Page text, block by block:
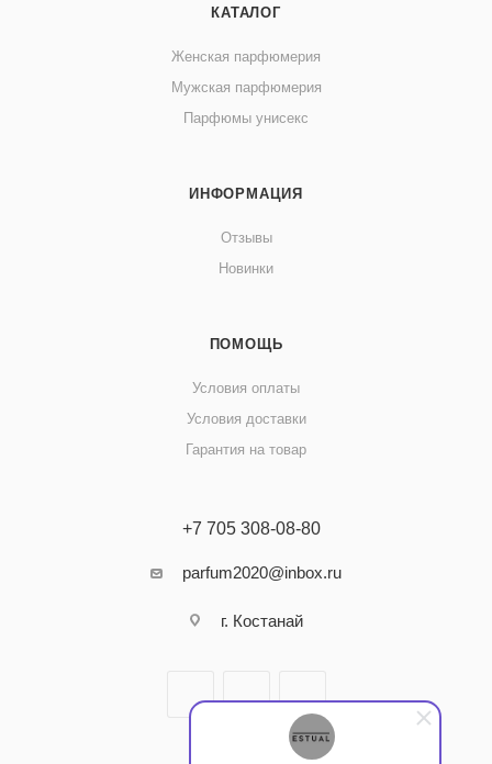
КАТАЛОГ
Женская парфюмерия
Мужская парфюмерия
Парфюмы унисекс
ИНФОРМАЦИЯ
Отзывы
Новинки
ПОМОЩЬ
Условия оплаты
Условия доставки
Гарантия на товар
+7 705 308-08-80
parfum2020@inbox.ru
г. Костанай